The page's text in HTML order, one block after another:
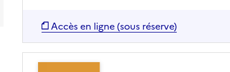
Accès en ligne (sous réserve)